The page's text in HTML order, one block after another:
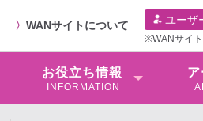
〉 WANサイトについて ユーザ
※WANサイト
お役⽴ち情報
INFORMATION